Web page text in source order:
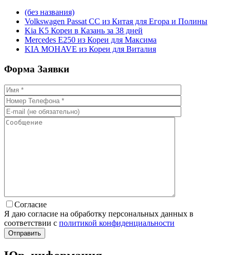
(без названия)
Volkswagen Passat CC из Китая для Егора и Полины
Kia K5 Кореи в Казань за 38 дней
Mercedes E250 из Кореи для Максима
KIA MOHAVE из Кореи для Виталия
Форма Заявки
Согласие
Я даю согласие на обработку персональных данных в
соответствии с политикой конфиденциальности